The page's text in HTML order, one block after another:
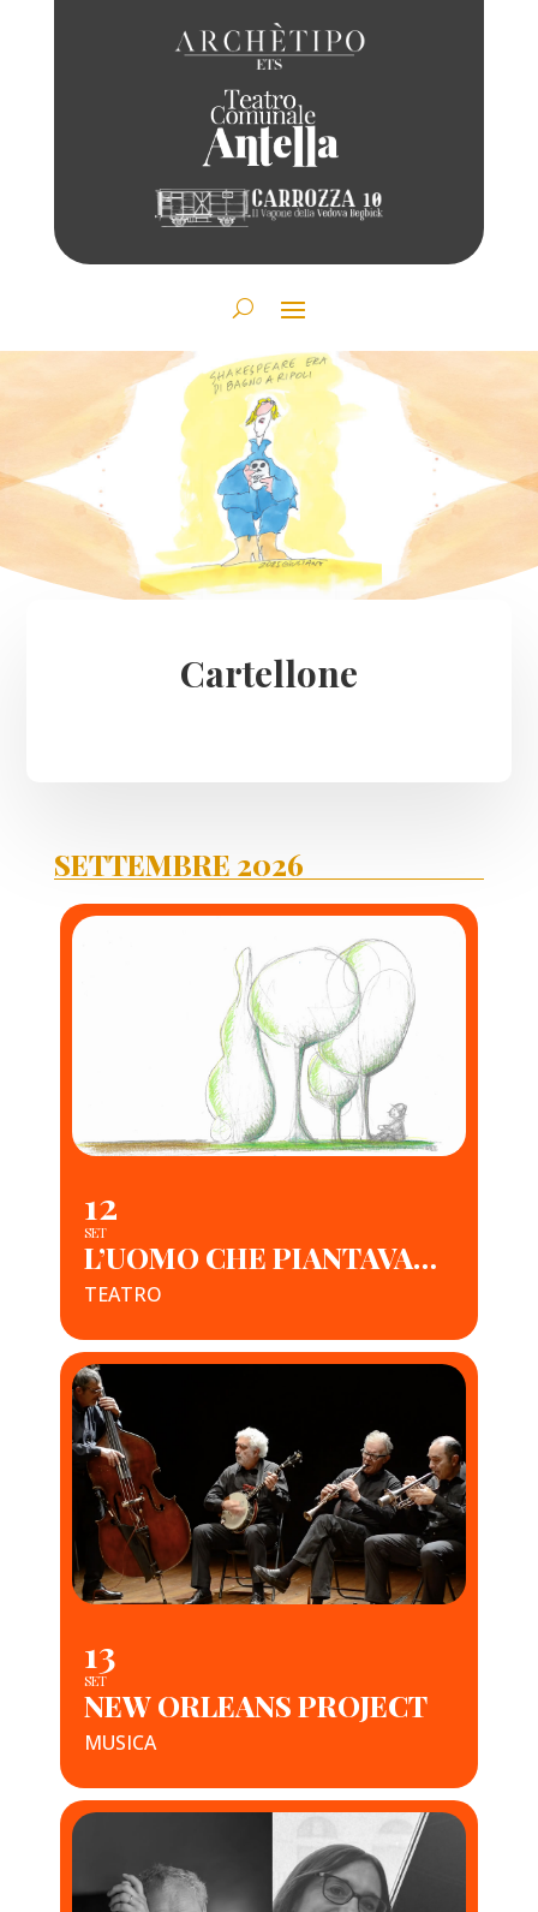
Cartellone
SETTEMBRE 2026
12
SET
L’UOMO CHE PIANTAVA GLI ALBERI
TEATRO
13
SET
NEW ORLEANS PROJECT
MUSICA